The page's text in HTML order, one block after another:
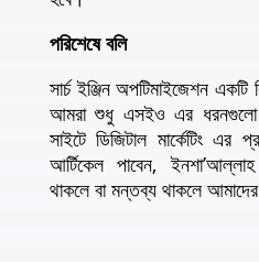
পরিশেষে বলি
সার্চ ইঞ্জিন অপটিমাইজেশন
আমরা শুধু এসইও এর ধরনগুলো
সাইটে ডিজিটাল মার্কেটিং এর
আর্টিকেল পাবেন,
থাকলে বা মন্তব্য থাকলে আমাদের